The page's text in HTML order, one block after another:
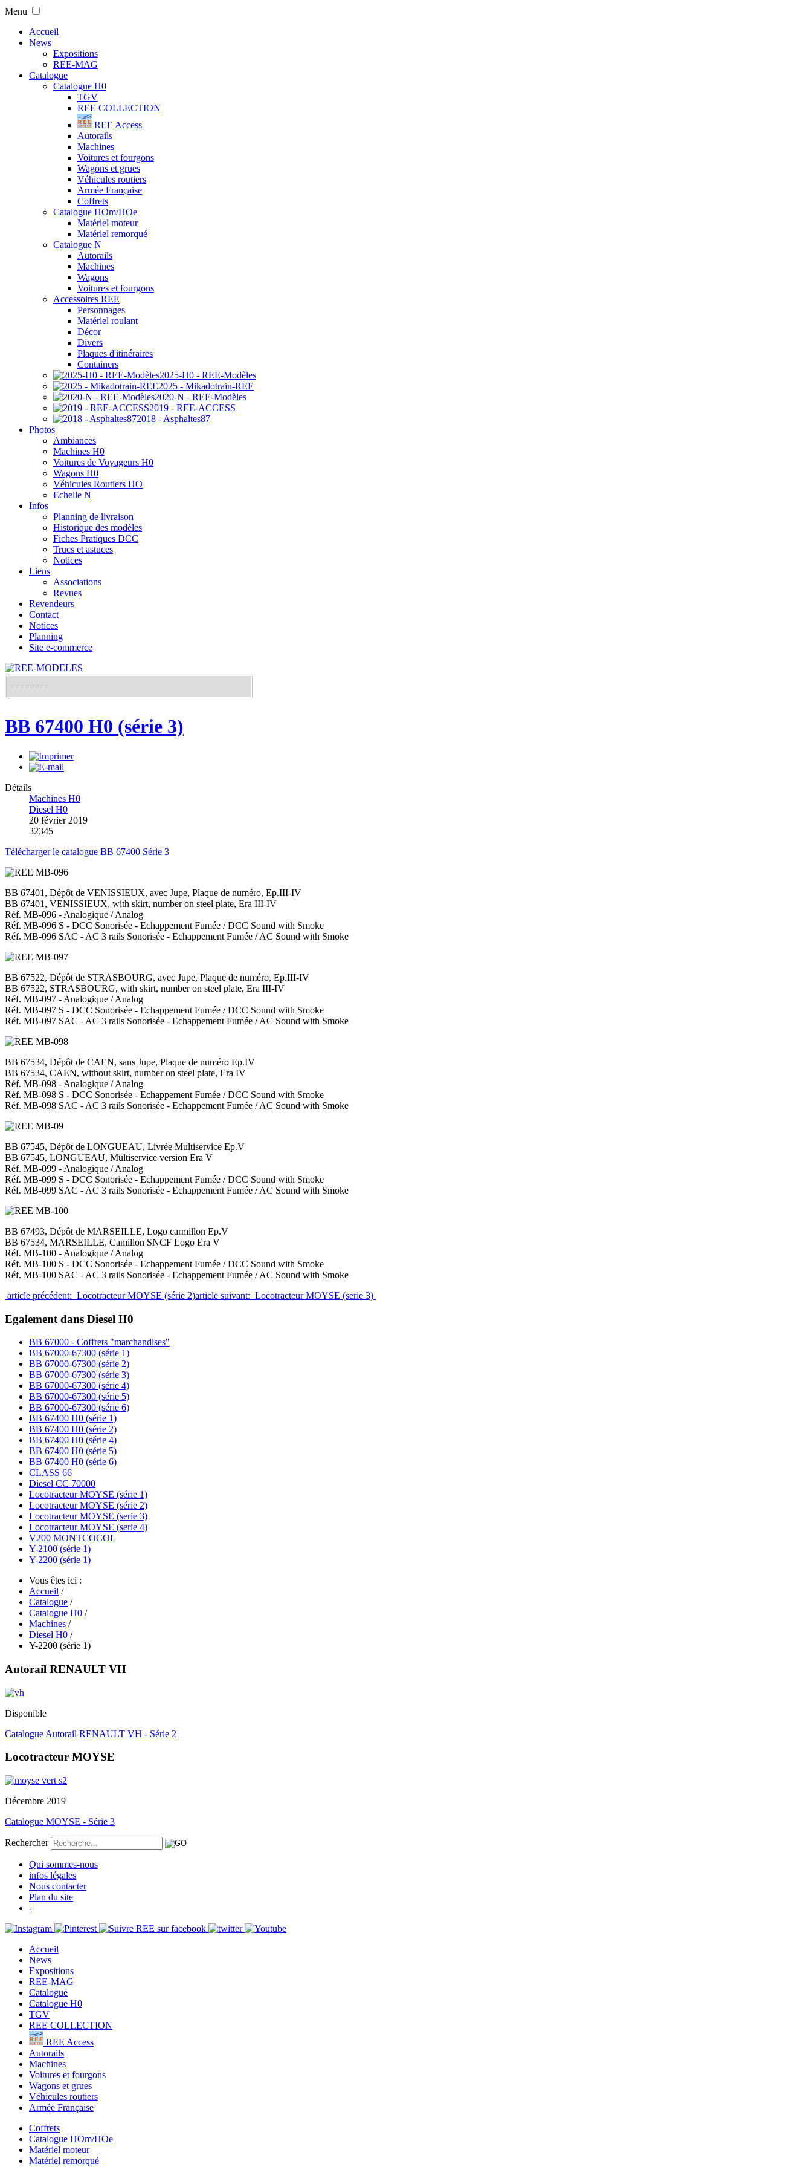
Menu
Accueil
News
Expositions
REE-MAG
Catalogue
Catalogue H0
TGV
REE COLLECTION
REE Access
Autorails
Machines
Voitures et fourgons
Wagons et grues
Véhicules routiers
Armée Française
Coffrets
Catalogue HOm/HOe
Matériel moteur
Matériel remorqué
Catalogue N
Autorails
Machines
Wagons
Voitures et fourgons
Accessoires REE
Personnages
Matériel roulant
Décor
Divers
Plaques d'itinéraires
Containers
2025-H0 - REE-Modèles
2025 - Mikadotrain-REE
2020-N - REE-Modèles
2019 - REE-ACCESS
2018 - Asphaltes87
Photos
Ambiances
Machines H0
Voitures de Voyageurs H0
Wagons H0
Véhicules Routiers HO
Echelle N
Infos
Planning de livraison
Historique des modèles
Fiches Pratiques DCC
Trucs et astuces
Notices
Liens
Associations
Revues
Revendeurs
Contact
Notices
Planning
Site e-commerce
BB 67400 H0 (série 3)
Détails
Machines H0
Diesel H0
20 février 2019
32345
Télécharger le catalogue BB 67400 Série 3
BB 67401, Dépôt de VENISSIEUX, avec Jupe, Plaque de numéro, Ep.III-IV
BB 67401, VENISSIEUX, with skirt, number on steel plate, Era III-IV
Réf. MB-096 - Analogique / Analog
Réf. MB-096 S - DCC Sonorisée - Echappement Fumée / DCC Sound with Smoke
Réf. MB-096 SAC - AC 3 rails Sonorisée - Echappement Fumée / AC Sound with Smoke
BB 67522, Dépôt de STRASBOURG, avec Jupe, Plaque de numéro, Ep.III-IV
BB 67522, STRASBOURG, with skirt, number on steel plate, Era III-IV
Réf. MB-097 - Analogique / Analog
Réf. MB-097 S - DCC Sonorisée - Echappement Fumée / DCC Sound with Smoke
Réf. MB-097 SAC - AC 3 rails Sonorisée - Echappement Fumée / AC Sound with Smoke
BB 67534, Dépôt de CAEN, sans Jupe, Plaque de numéro Ep.IV
BB 67534, CAEN, without skirt, number on steel plate, Era IV
Réf. MB-098 - Analogique / Analog
Réf. MB-098 S - DCC Sonorisée - Echappement Fumée / DCC Sound with Smoke
Réf. MB-098 SAC - AC 3 rails Sonorisée - Echappement Fumée / AC Sound with Smoke
BB 67545, Dépôt de LONGUEAU, Livrée Multiservice Ep.V
BB 67545, LONGUEAU, Multiservice version Era V
Réf. MB-099 - Analogique / Analog
Réf. MB-099 S - DCC Sonorisée - Echappement Fumée / DCC Sound with Smoke
Réf. MB-099 SAC - AC 3 rails Sonorisée - Echappement Fumée / AC Sound with Smoke
BB 67493, Dépôt de MARSEILLE, Logo carmillon Ep.V
BB 67534, MARSEILLE, Camillon SNCF Logo Era V
Réf. MB-100 - Analogique / Analog
Réf. MB-100 S - DCC Sonorisée - Echappement Fumée / DCC Sound with Smoke
Réf. MB-100 SAC - AC 3 rails Sonorisée - Echappement Fumée / AC Sound with Smoke
article précédent: Locotracteur MOYSE (série 2)article suivant: Locotracteur MOYSE (serie 3)
Egalement dans Diesel H0
BB 67000 - Coffrets "marchandises"
BB 67000-67300 (série 1)
BB 67000-67300 (série 2)
BB 67000-67300 (série 3)
BB 67000-67300 (série 4)
BB 67000-67300 (série 5)
BB 67000-67300 (série 6)
BB 67400 H0 (série 1)
BB 67400 H0 (série 2)
BB 67400 H0 (série 4)
BB 67400 H0 (série 5)
BB 67400 H0 (série 6)
CLASS 66
Diesel CC 70000
Locotracteur MOYSE (série 1)
Locotracteur MOYSE (série 2)
Locotracteur MOYSE (serie 3)
Locotracteur MOYSE (serie 4)
V200 MONTCOCOL
Y-2100 (série 1)
Y-2200 (série 1)
Vous êtes ici :
Accueil /
Catalogue /
Catalogue H0 /
Machines /
Diesel H0 /
Y-2200 (série 1)
Autorail RENAULT VH
Disponible
Catalogue Autorail RENAULT VH - Série 2
Locotracteur MOYSE
Décembre 2019
Catalogue MOYSE - Série 3
Rechercher
Qui sommes-nous
infos légales
Nous contacter
Plan du site
-
Accueil
News
Expositions
REE-MAG
Catalogue
Catalogue H0
TGV
REE COLLECTION
REE Access
Autorails
Machines
Voitures et fourgons
Wagons et grues
Véhicules routiers
Armée Française
Coffrets
Catalogue HOm/HOe
Matériel moteur
Matériel remorqué